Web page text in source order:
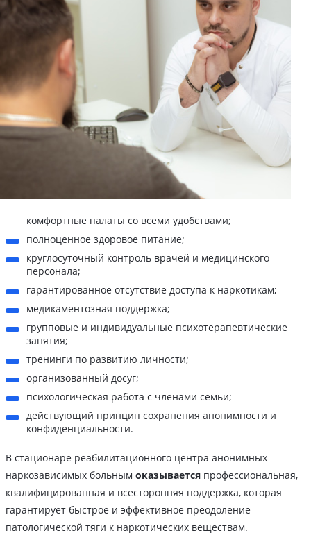
комфортные палаты со всеми удобствами;
полноценное здоровое питание;
круглосуточный контроль врачей и медицинского
персонала;
гарантированное отсутствие доступа к наркотикам;
медикаментозная поддержка;
групповые и индивидуальные психотерапевтические
занятия;
тренинги по развитию личности;
организованный досуг;
психологическая работа с членами семьи;
действующий принцип сохранения анонимности и
конфиденциальности.
В стационаре реабилитационного центра анонимных
наркозависимых больным оказывается профессиональная,
квалифицированная и всесторонняя поддержка, которая
гарантирует быстрое и эффективное преодоление
патологической тяги к наркотических веществам.